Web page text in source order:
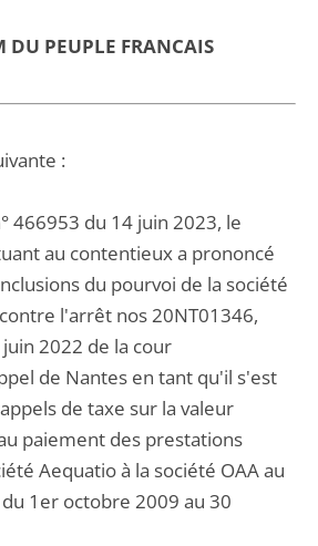
DU PEUPLE FRANCAIS
:
466953 du 14 juin 2023, le
au contentieux a prononcé
du pourvoi de la société
l'arrêt nos 20NT01346,
2022 de la cour
de Nantes en tant qu'il s'est
de taxe sur la valeur
paiement des prestations
Aequatio à la société OAA au
1er octobre 2009 au 30